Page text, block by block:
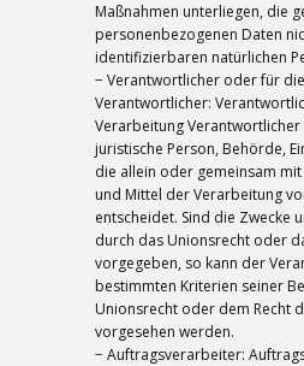
Maßnahmen unterliegen, die
personenbezogenen Daten
identifizierbaren natürlichen
− Verantwortlicher oder für
Verantwortlicher:
Verarbeitung
juristische Person, Behörde,
die allein oder gemeinsam
und Mittel der Verarbeitung
entscheidet. Sind die Zwecke
durch das Unionsrecht oder
vorgegeben, so kann der
bestimmten Kriterien seiner
Unionsrecht oder dem Recht
vorgesehen werden.
− Auftragsverarbeiter: